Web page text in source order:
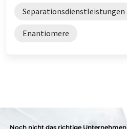
Separationsdienstleistungen
Enantiomere
Noch nicht das richtige Unternehmen